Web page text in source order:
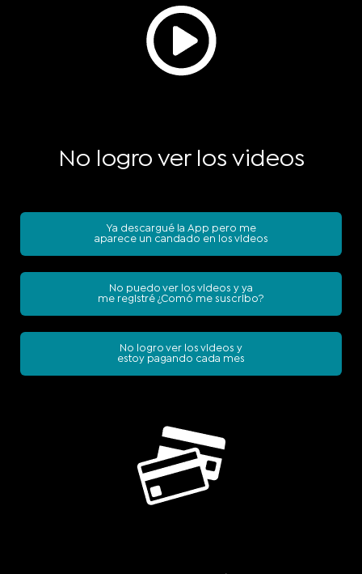
No logro ver los videos
Ya descargué la App pero me
aparece un candado en los videos
No puedo ver los videos y ya
me registré ¿Comó me suscribo?
No logro ver los videos y
estoy pagando cada mes